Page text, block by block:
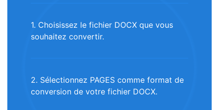
1. Choisissez le fichier DOCX que vous
souhaitez convertir.
2. Sélectionnez PAGES comme format de
conversion de votre fichier DOCX.